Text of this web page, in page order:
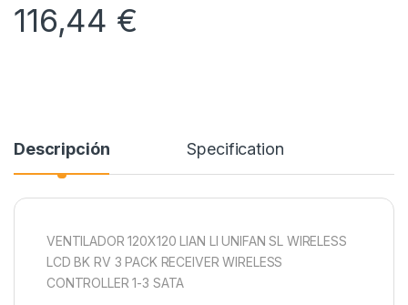
116,44 €
Descripción Specification
VENTILADOR 120X120 LIAN LI UNIFAN SL WIRELESS
LCD BK RV 3 PACK RECEIVER WIRELESS
CONTROLLER 1-3 SATA